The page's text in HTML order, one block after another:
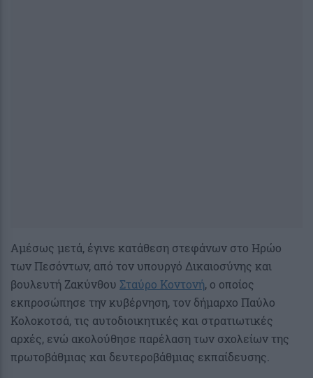
Αμέσως μετά, έγινε κατάθεση στεφάνων στο Ηρώο
των Πεσόντων, από τον υπουργό Δικαιοσύνης και
βουλευτή Ζακύνθου Σταύρο Κοντονή, ο οποίος
εκπροσώπησε την κυβέρνηση, τον δήμαρχο Παύλο
Κολοκοτσά, τις αυτοδιοικητικές και στρατιωτικές
αρχές, ενώ ακολούθησε παρέλαση των σχολείων της
πρωτοβάθμιας και δευτεροβάθμιας εκπαίδευσης.